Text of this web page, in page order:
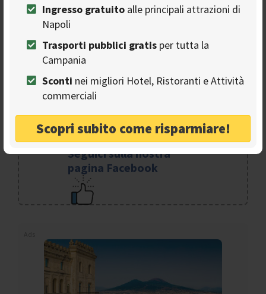
Ingresso gratuito alle principali attrazioni di
Napoli
Trasporti pubblici gratis per tutta la
Campania
Sconti nei migliori Hotel, Ristoranti e Attività
commerciali
Scopri subito come risparmiare!
con un percorso in discesa oppure scegliere di proseguire
con una tranquilla passeggiata di shopping.
Seguici sulla nostra
pagina Facebook